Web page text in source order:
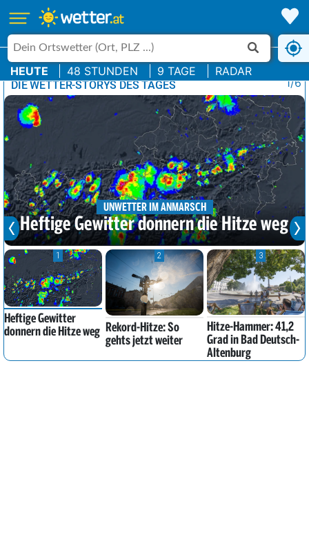
HEUTE 48 STUNDEN 9 TAGE RADAR
DIE WETTER-STORYS DES TAGES
UNWETTER IM ANMARSCH
Heftige Gewitter donnern die Hitze weg
1
Heftige Gewitter
donnern die Hitze weg
2
Rekord-Hitze: So
gehts jetzt weiter
3
Hitze-Hammer: 41,2
Grad in Bad Deutsch-
Altenburg
1/6